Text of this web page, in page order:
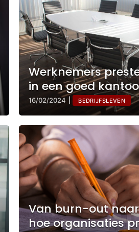
Werknemers
in een goed
16/02/2024 BEDRIJFSLEVEN
Van burn-out
hoe organisaties